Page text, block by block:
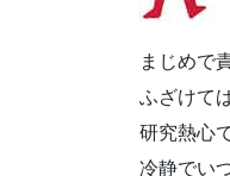
まじめで
ふざけて
研究熱心
冷静でい